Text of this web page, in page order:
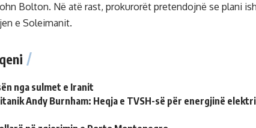
Bolton. Në atë rast, prokurorët pretendojnë se plani
e Soleimanit.
nga sulmet e Iranit
Andy Burnham: Heqja e TVSH-së për energjinë